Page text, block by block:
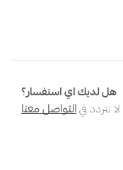
هل لديك اي استفسار؟
لا تتردد فيالتواصل معنا